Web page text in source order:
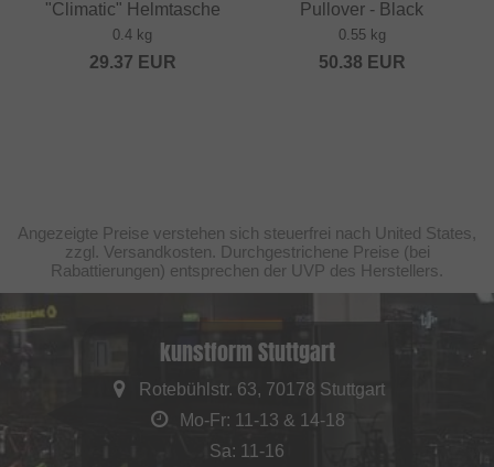
"Climatic" Helmtasche
0.4 kg
29.37 EUR
Pullover - Black
0.55 kg
50.38 EUR
Angezeigte Preise verstehen sich steuerfrei nach United States,
zzgl. Versandkosten. Durchgestrichene Preise (bei
Rabattierungen) entsprechen der UVP des Herstellers.
kunstform Stuttgart
Rotebühlstr. 63, 70178 Stuttgart
Mo-Fr: 11-13 & 14-18
Sa: 11-16